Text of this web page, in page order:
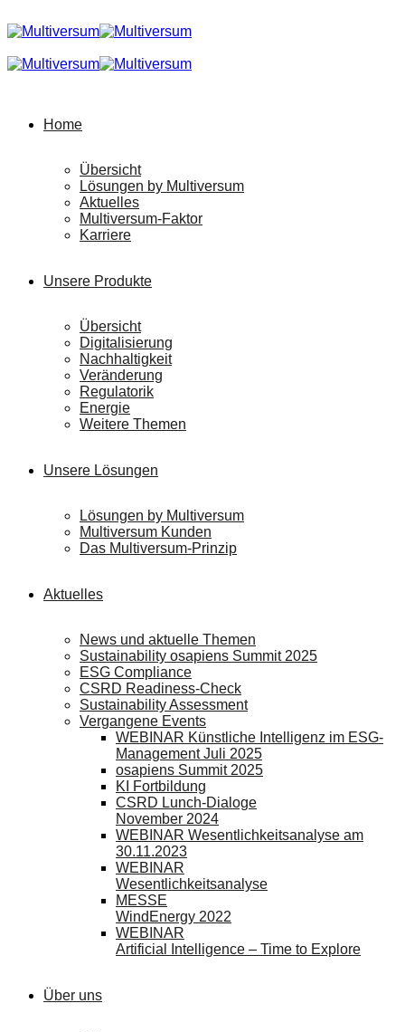
Home
Übersicht
Lösungen by Multiversum
Aktuelles
Multiversum-Faktor
Karriere
Unsere Produkte
Übersicht
Digitalisierung
Nachhaltigkeit
Veränderung
Regulatorik
Energie
Weitere Themen
Unsere Lösungen
Lösungen by Multiversum
Multiversum Kunden
Das Multiversum-Prinzip
Aktuelles
News und aktuelle Themen
Sustainability osapiens Summit 2025
ESG Compliance
CSRD Readiness-Check
Sustainability Assessment
Vergangene Events
WEBINAR Künstliche Intelligenz im ESG-
Management Juli 2025
osapiens Summit 2025
KI Fortbildung
CSRD Lunch-Dialoge
November 2024
WEBINAR Wesentlichkeitsanalyse am
30.11.2023
WEBINAR
Wesentlichkeitsanalyse
MESSE
WindEnergy 2022
WEBINAR
Artificial Intelligence – Time to Explore
Über uns